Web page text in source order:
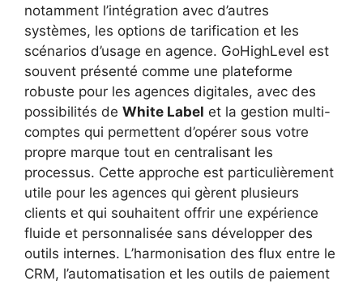
notamment l’intégration avec d’autres
systèmes, les options de tarification et les
scénarios d’usage en agence. GoHighLevel est
souvent présenté comme une plateforme
robuste pour les agences digitales, avec des
possibilités de White Label et la gestion multi-
comptes qui permettent d’opérer sous votre
propre marque tout en centralisant les
processus. Cette approche est particulièrement
utile pour les agences qui gèrent plusieurs
clients et qui souhaitent offrir une expérience
fluide et personnalisée sans développer des
outils internes. L’harmonisation des flux entre le
CRM, l’automatisation et les outils de paiement